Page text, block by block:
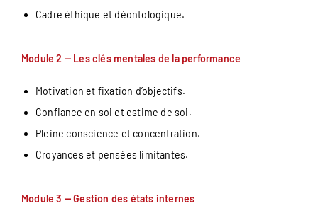
Cadre éthique et déontologique.
Module 2 — Les clés mentales de la performance
Motivation et fixation d’objectifs.
Confiance en soi et estime de soi.
Pleine conscience et concentration.
Croyances et pensées limitantes.
Module 3 — Gestion des états internes